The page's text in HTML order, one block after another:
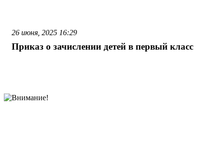
26 июня, 2025 16:29
Приказ о зачислении детей в первый класс